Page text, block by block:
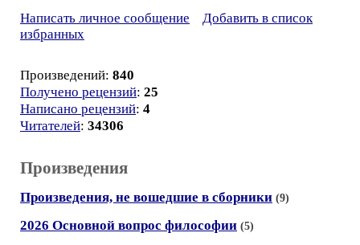
Написать личное сообщение
Добавить в список
избранных
Произведений: 840
Получено рецензий: 25
Написано рецензий: 4
Читателей: 34306
Произведения
Произведения, не вошедшие в сборники (9)
2026 Основной вопрос философии (5)